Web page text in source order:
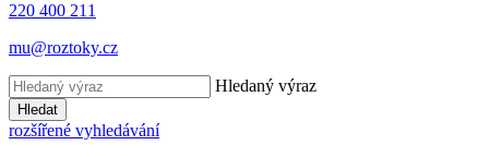
220 400 211
mu@roztoky.cz
Hledaný výraz
Hledat
rozšířené vyhledávání